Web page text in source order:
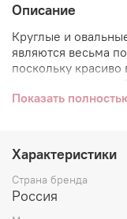
Описание
Круглые и
являются весьма
поскольку
оформлять такую
бортики,
наборы для
можете недорого
новорожденных,
Показать
Характеристики
Страна бренда
Россия